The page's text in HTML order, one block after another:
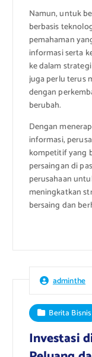
Namun, untuk
berbasis
pemahaman
informasi serta
ke dalam
juga perlu terus
dengan
berubah.
Dengan
informasi,
kompetitif yang
persaingan di
perusahaan
meningkatkan
bersaing dan
adminthe
Berita Bisnis
Investasi